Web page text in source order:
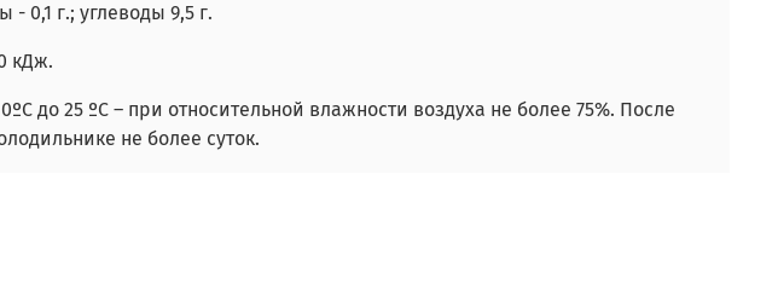
- 0,1 г.; углеводы 9,5 г.
кДж.
до 25 ºС – при относительной влажности воздуха не более 75%. После
не более суток.